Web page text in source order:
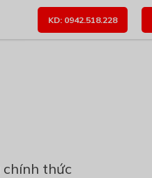
KD: 0942.518.228
chính thức